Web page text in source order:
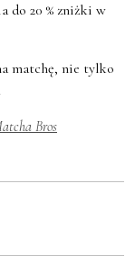
do 20 % zniżki w
matchę, nie tylko
Bros